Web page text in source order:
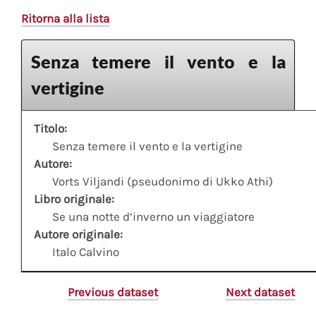
Ritorna alla lista
Senza temere il vento e la
vertigine
Titolo:
Senza temere il vento e la vertigine
Autore:
Vorts Viljandi (pseudonimo di Ukko Athi)
Libro originale:
Se una notte d’inverno un viaggiatore
Autore originale:
Italo Calvino
Previous dataset Next dataset